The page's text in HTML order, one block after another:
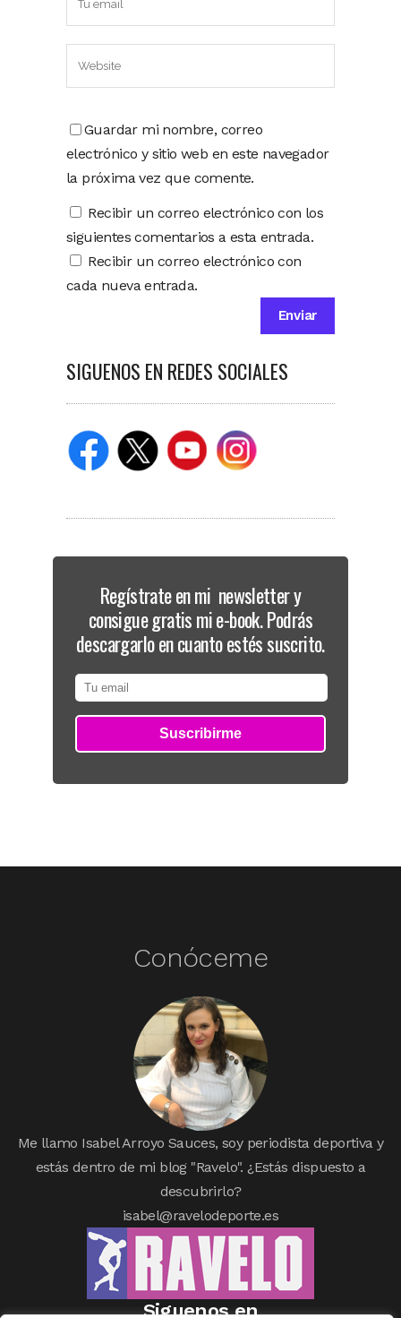
Guardar mi nombre, correo
electrónico y sitio web en este navegador
la próxima vez que comente.
Recibir un correo electrónico con los
siguientes comentarios a esta entrada.
Recibir un correo electrónico con
cada nueva entrada.
SIGUENOS EN REDES SOCIALES
Regístrate en mi newsletter y
consigue gratis mi e-book. Podrás
descargarlo en cuanto estés suscrito.
Conóceme
Me llamo Isabel Arroyo Sauces, soy periodista deportiva y
estás dentro de mi blog "Ravelo". ¿Estás dispuesto a
descubrirlo?
isabel@ravelodeporte.es
Siguenos en